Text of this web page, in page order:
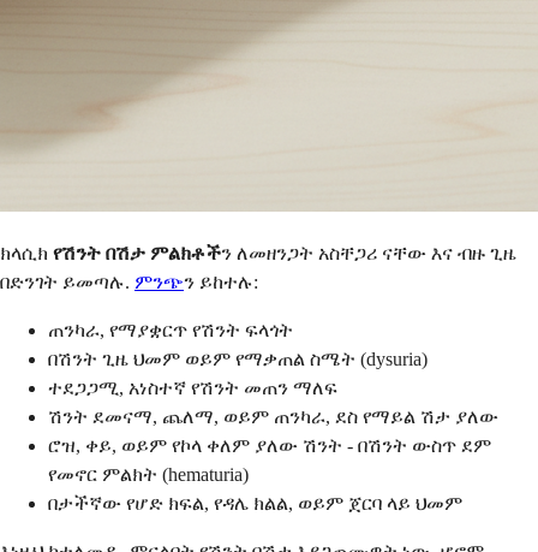
ክላሲክ የሽንት በሽታ ምልክቶችን ለመዘንጋት አስቸጋሪ ናቸው እና ብዙ ጊዜ
በድንገት ይመጣሉ. ምንጭን ይከተሉ:
ጠንካራ, የማያቋርጥ የሽንት ፍላጎት
በሽንት ጊዜ ህመም ወይም የማቃጠል ስሜት (dysuria)
ተደጋጋሚ, አነስተኛ የሽንት መጠን ማለፍ
ሽንት ደመናማ, ጨለማ, ወይም ጠንካራ, ደስ የማይል ሽታ ያለው
ሮዝ, ቀይ, ወይም የኮላ ቀለም ያለው ሽንት - በሽንት ውስጥ ደም
የመኖር ምልክት (hematuria)
በታችኛው የሆድ ክፍል, የዳሌ ክልል, ወይም ጀርባ ላይ ህመም